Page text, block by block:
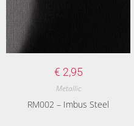
€ 2,95
Metallic
RM002 – Imbus Steel